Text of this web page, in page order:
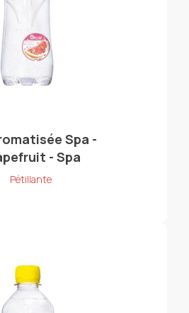
Spa -
- Spa
Pétillante